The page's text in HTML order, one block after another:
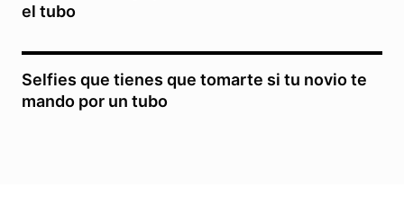
el tubo
Selfies que tienes que tomarte si tu novio te
mando por un tubo